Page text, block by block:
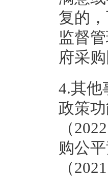
复的
监督
府采
4.其他
政策
（
购公
（